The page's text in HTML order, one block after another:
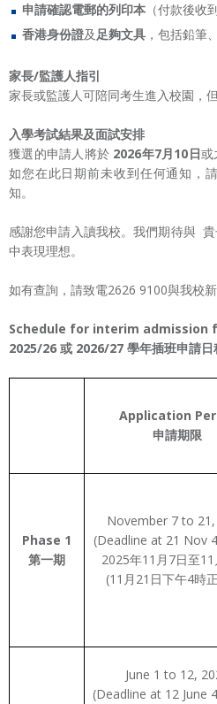
申請確認電郵的列印本 （付款後收
香港身份證及足夠文具 ，包括鉛筆
家長/監護人指引
家長或監護人可陪同考生進入校園，
入學考試結果及面試安排
獲選的申請人將於 2026年7月10日或
如您在此日期前未收到任何通知，
知。
感謝您申請入讀我校。我們期待與
中表現理想。
如有查詢，請致電2626 9100與我校新
Schedule for interim admission
2025/26 或 2026/27 學年插班申請日
Application
申請期限
Phase 1
第一期
November 7 to
(Deadline at 21 Nov
2025年11月7日至11
(11月21日下午4時
June 1 to 12,
(Deadline at 12 June